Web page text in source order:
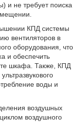
и не требует поиска
КПД системы
вентиляторов в
оборудования, что
и обеспечить
шкафа. Также, КПД
воды и
воздушных
воздушного